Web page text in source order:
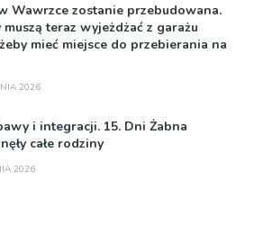
Wawrzce zostanie przebudowana.
muszą teraz wyjeżdżać z garażu
mieć miejsce do przebierania na
2026
i integracji. 15. Dni Żabna
całe rodziny
2026